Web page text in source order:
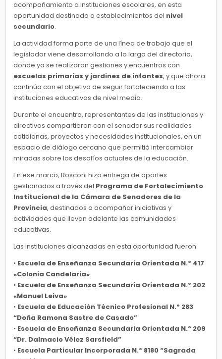
acompañamiento a instituciones escolares, en esta
oportunidad destinada a establecimientos del nivel
secundario.
La actividad forma parte de una línea de trabajo que el
legislador viene desarrollando a lo largo del directorio,
donde ya se realizaron gestiones y encuentros con
escuelas primarias y jardines de infantes, y que ahora
continúa con el objetivo de seguir fortaleciendo a las
instituciones educativas de nivel medio.
Durante el encuentro, representantes de las instituciones y
directivos compartieron con el senador sus realidades
cotidianas, proyectos y necesidades institucionales, en un
espacio de diálogo cercano que permitió intercambiar
miradas sobre los desafíos actuales de la educación.
En ese marco, Rosconi hizo entrega de aportes
gestionados a través del Programa de Fortalecimiento
Institucional de la Cámara de Senadores de la
Provincia, destinados a acompañar iniciativas y
actividades que llevan adelante las comunidades
educativas.
Las instituciones alcanzadas en esta oportunidad fueron:
• Escuela de Enseñanza Secundaria Orientada N.º 417
«Colonia Candelaria»
• Escuela de Enseñanza Secundaria Orientada N.º 202
«Manuel Leiva»
• Escuela de Educación Técnico Profesional N.º 283
“Doña Ramona Sastre de Casado”
• Escuela de Enseñanza Secundaria Orientada N.º 209
“Dr. Dalmacio Vélez Sarsfield”
• Escuela Particular Incorporada N.º 8180 “Sagrada